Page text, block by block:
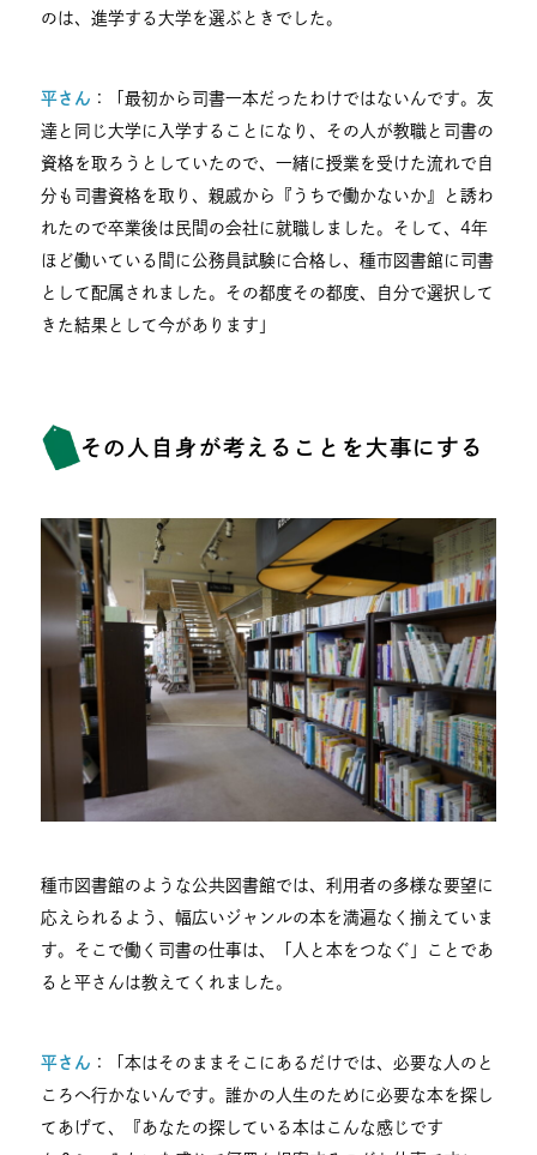
のは、進学する大学を選ぶときでした。
平さん ：「最初から司書一本だったわけではないんです。友
達と同じ大学に入学することになり、その人が教職と司書の
資格を取ろうとしていたので、一緒に授業を受けた流れで自
分も司書資格を取り、親戚から『うちで働かないか』と誘わ
れたので卒業後は民間の会社に就職しました。そして、4年
ほど働いている間に公務員試験に合格し、種市図書館に司書
として配属されました。その都度その都度、自分で選択して
きた結果として今があります」
その人自身が考えることを大事にする
種市図書館のような公共図書館では、利用者の多様な要望に
応えられるよう、幅広いジャンルの本を満遍なく揃えていま
す。そこで働く司書の仕事は、「人と本をつなぐ」ことであ
ると平さんは教えてくれました。
平さん ：「本はそのままそこにあるだけでは、必要な人のと
ころへ行かないんです。誰かの人生のために必要な本を探し
てあげて、『あなたの探している本はこんな感じです